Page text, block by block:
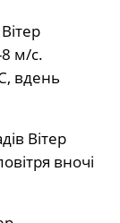
м/с.
вдень
Вітер
вночі